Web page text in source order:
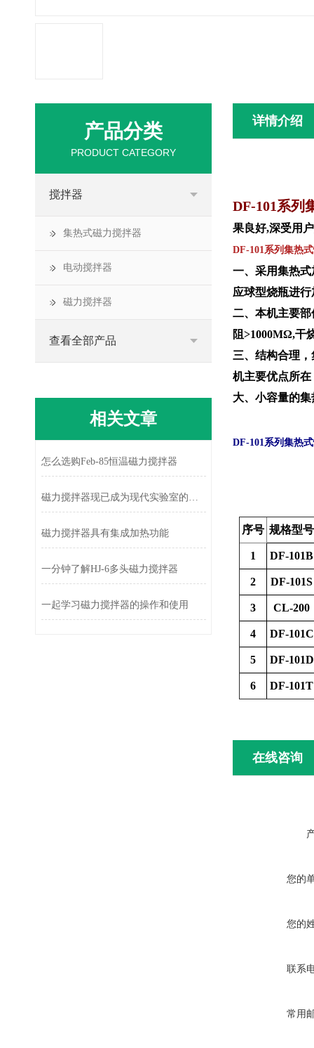
详情介绍
DF-101 系列
果良好,深受用
DF-101系列集热
一、采用集热式
应球型烧瓶进
二、本机主要
阻>1000MΩ,干
三、结构合理
机主要优点所
大、小容量的
DF-101系列集热
序号 规格型号
1 DF-101B
2 DF-101S
3 CL-200
4 DF-101C
5 DF-101D
6 DF-101T
在线咨询
您的
您的
联系
常用
产品分类
PRODUCT CATEGORY
搅拌器
集热式磁力搅拌器
电动搅拌器
磁力搅拌器
查看全部产品
相关文章
怎么选购Feb-85恒温磁力搅拌器
磁力搅拌器现已成为现代实验室的标配工具
磁力搅拌器具有集成加热功能
一分钟了解HJ-6多头磁力搅拌器
一起学习磁力搅拌器的操作和使用